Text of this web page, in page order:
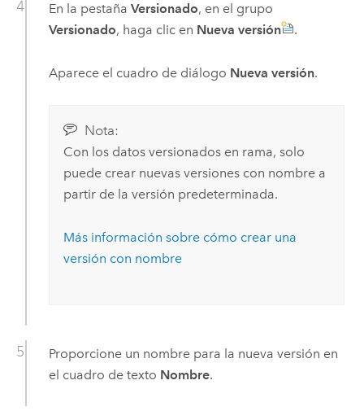
En la pestaña Versionado, en el grupo
Versionado, haga clic en Nueva versión .
Aparece el cuadro de diálogo Nueva versión.
Nota:
Con los datos versionados en rama, solo
puede crear nuevas versiones con nombre a
partir de la versión predeterminada.
Más información sobre cómo crear una
versión con nombre
Proporcione un nombre para la nueva versión en
el cuadro de texto Nombre.